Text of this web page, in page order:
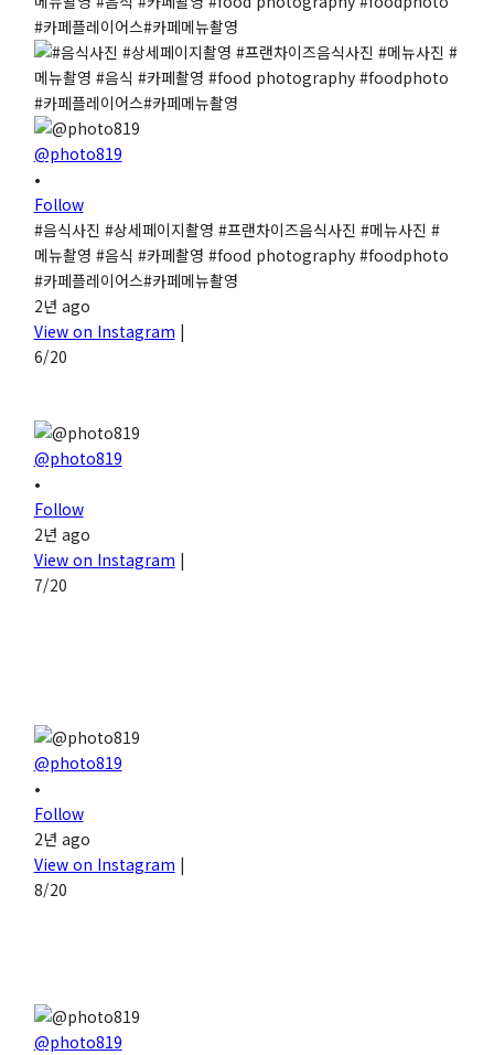
@photo819
•
Follow
#음식사진 #상세페이지촬영 #프랜차이즈음식사진 #메뉴사진 #
메뉴촬영 #음식 #카페촬영 #food photography #foodphoto
#카페플레이어스#카페메뉴촬영
2년 ago
View on Instagram |
6/20
@photo819
•
Follow
2년 ago
View on Instagram |
7/20
@photo819
•
Follow
2년 ago
View on Instagram |
8/20
@photo819